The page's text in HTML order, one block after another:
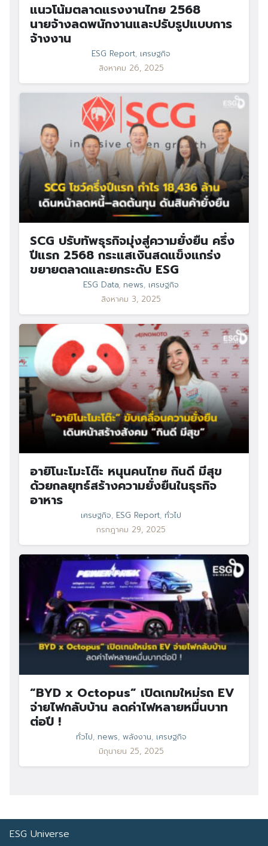
แนวโน้มตลาดแรงงานไทย 2568
นายจ้างลดพนักงานและปรับรูปแบบการ
จ้างงาน
ESG Report, เศรษฐกิจ
สิงหาคม 26, 2025
SCG ปรับทัพธุรกิจมุ่งสู่ความยั่งยืน ครึ่ง
ปีแรก 2568 กระแสเงินสดแข็งแกร่ง
ขยายตลาดและยกระดับ ESG
ESG Data, news, เศรษฐกิจ
สิงหาคม 3, 2025
อายิโนะโมะโต๊ะ หนุนคนไทย กินดี มีสุข
ด้วยกลยุทธ์สร้างความยั่งยืนในธุรกิจ
อาหาร
เศรษฐกิจ, ESG Report, ทั่วไป
กรกฎาคม 29, 2025
“BYD x Octopus” เปิดเกมใหม่รถ EV
จ่ายไฟกลับบ้าน ลดค่าไฟหลายหมื่นบาท
ต่อปี !
ทั่วไป, news, พลังงาน, เศรษฐกิจ
มิถุนายน 25, 2025
ESG Universe